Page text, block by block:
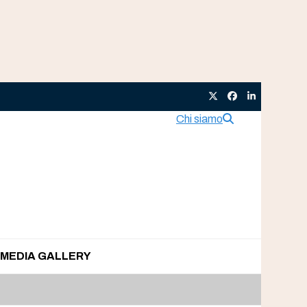
TwitterFacebook
LinkedIn
Chi siamo
MEDIA GALLERY